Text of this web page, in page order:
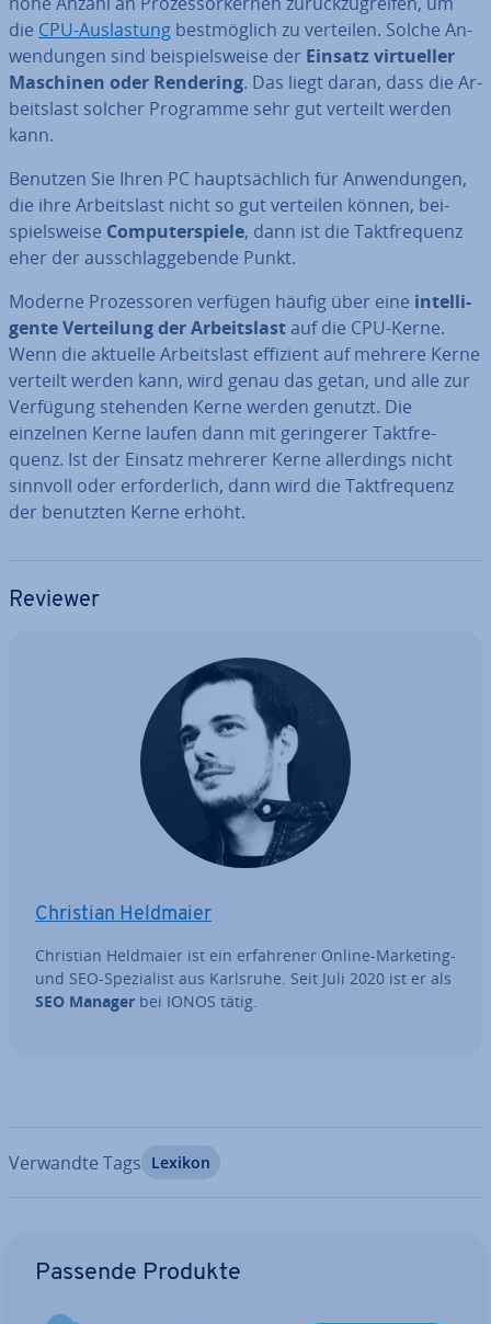
die CPU-Aus­las­tung best­mög­lich zu verteilen. Solche An­
wen­dun­gen sind bei­spiels­wei­se der Einsatz vir­tu­el­ler
Maschinen oder Rendering. Das liegt daran, dass die Ar­
beits­last solcher Programme sehr gut verteilt werden
kann.
Benutzen Sie Ihren PC haupt­säch­lich für An­wen­dun­gen,
die ihre Ar­beits­last nicht so gut verteilen können, bei­
spiels­wei­se Com­pu­ter­spie­le, dann ist die Takt­fre­quenz
eher der aus­schlag­ge­ben­de Punkt.
Moderne Pro­zes­so­ren verfügen häufig über eine in­tel­li­
gen­te Ver­tei­lung der Ar­beits­lastauf die CPU-Kerne.
Wenn die aktuelle Ar­beits­last effizient auf mehrere Kerne
verteilt werden kann, wird genau das getan, und alle zur
Verfügung stehenden Kerne werden genutzt. Die
einzelnen Kerne laufen dann mit ge­rin­ge­rer Takt­fre­
quenz. Ist der Einsatz mehrerer Kerne al­ler­dings nicht
sinnvoll oder er­for­der­lich, dann wird die Takt­fre­quenz
der benutzten Kerne erhöht.
Reviewer
Christian Heldmaier
Christian Heldmaier ist ein er­fah­re­ner Online-Marketing-
und SEO-Spe­zia­list aus Karlsruhe. Seit Juli 2020 ist er als
SEO Manager bei IONOS tätig.
Verwandte Tags Lexikon
Passende Produkte